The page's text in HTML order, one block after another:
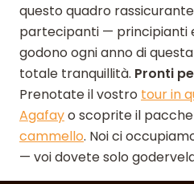
questo quadro
partecipanti — principianti
godono ogni anno di
totale tranquillità. Pronti
Prenotate il vostro tour in
Agafayo scoprite il
cammello. Noi ci
— voi dovete solo